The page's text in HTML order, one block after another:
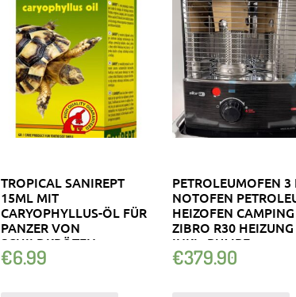
TROPICAL SANIREPT
15ML MIT
CARYOPHYLLUS-ÖL FÜR
PANZER VON
SCHILDKRÖTEN
TERRARIUM
€6.99
PETROLEUMOFEN 3
NOTOFEN
HEIZOFEN CAMPING
ZIBRO R30 HEIZUNG
INKL. PUMPE
€379.90